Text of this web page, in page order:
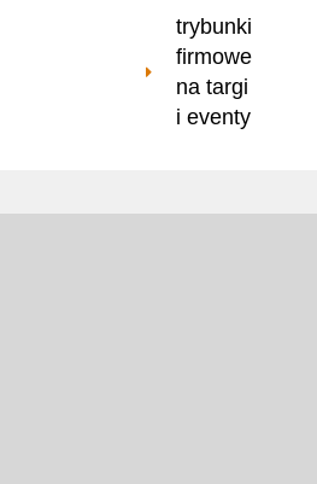
trybunki
firmowe
na targi
i eventy